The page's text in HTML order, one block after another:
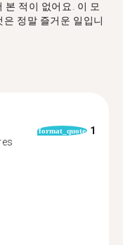
본 적이 없어요. 이 모
정말 즐거운 일입니
format_quote 1